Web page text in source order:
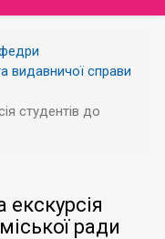
видавничої справи
студентів до
ради